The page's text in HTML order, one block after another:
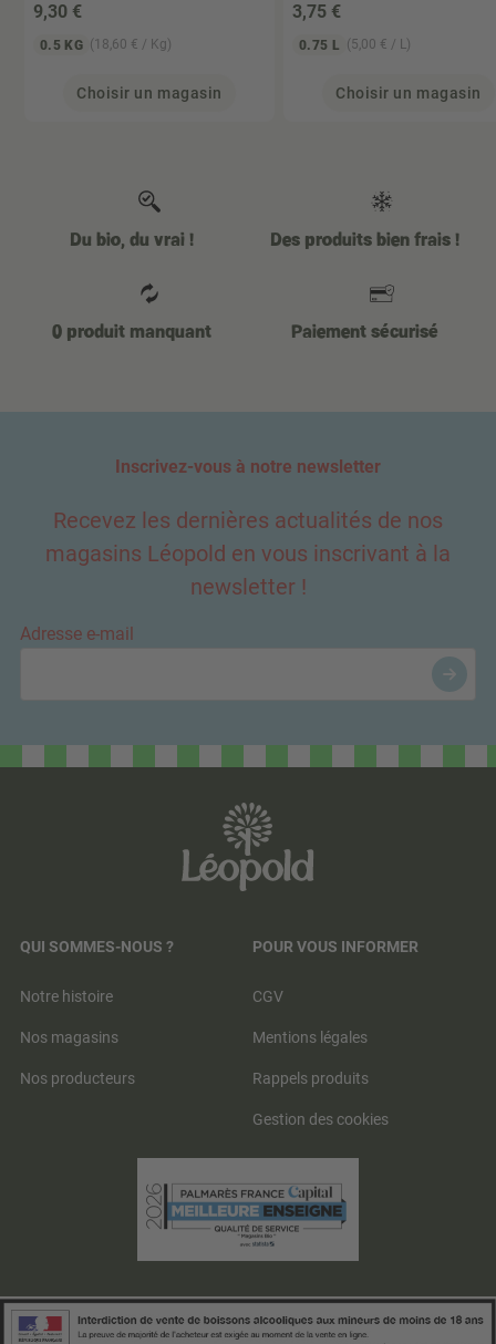
9,30 €
0.5 KG (18,60 € / Kg)
Choisir un magasin
3,75 €
0.75 L (5,00 € / L)
Choisir un magasin
Du bio, du vrai ! Des produits bien frais !
0 produit manquant Paiement sécurisé
Inscrivez-vous à notre newsletter
Recevez les dernières actualités de nos
magasins Léopold en vous inscrivant à la
newsletter !
Adresse e-mail
QUI SOMMES-NOUS ?
Notre histoire
Nos magasins
Nos producteurs
POUR VOUS INFORMER
CGV
Mentions légales
Rappels produits
Gestion des cookies